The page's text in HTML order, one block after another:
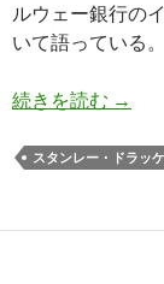
ルウェー銀行の
いて語っている。
続きを読む ドラ
→
スタンレー・ドラッ